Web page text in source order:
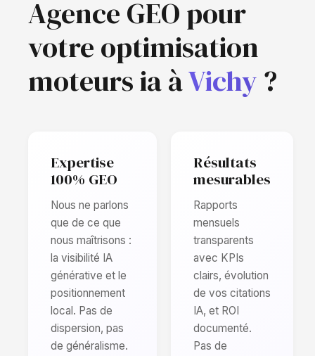
Agence GEO pour
votre optimisation
moteurs ia àVichy ?
Expertise
100% GEO
Nous ne parlons
que de ce que
nous maîtrisons :
la visibilité IA
générative et le
positionnement
local. Pas de
dispersion, pas
de généralisme.
Résultats
mesurables
Rapports
mensuels
transparents
avec KPIs
clairs, évolution
de vos citations
IA, et ROI
documenté.
Pas de